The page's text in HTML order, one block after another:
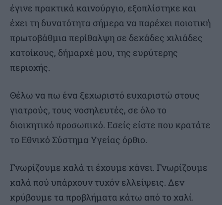
έγινε πρακτικά καινούργιο, εξοπλίστηκε και
έχει τη δυνατότητα σήμερα να παρέχει ποιοτική
πρωτοβάθμια περίθαλψη σε δεκάδες χιλιάδες
κατοίκους, δήμαρχέ μου, της ευρύτερης
περιοχής.
Θέλω να πω ένα ξεχωριστό ευχαριστώ στους
γιατρούς, τους νοσηλευτές, σε όλο το
διοικητικό προσωπικό. Εσείς είστε που κρατάτε
το Εθνικό Σύστημα Υγείας όρθιο.
Γνωρίζουμε καλά τι έχουμε κάνει. Γνωρίζουμε
καλά πού υπάρχουν τυχόν ελλείψεις. Δεν
κρύβουμε τα προβλήματα κάτω από το χαλί.